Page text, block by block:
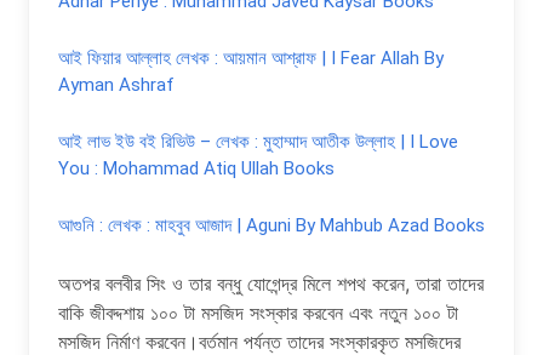
আই ফিয়ার আল্লাহ লেখক : আয়মান আশ্রাফ | I Fear Allah By
Ayman Ashraf
আই লাভ ইউ বই রিভিউ – লেখক : মুহাম্মাদ আতীক উল্লাহ | I Love
You : Mohammad Atiq Ullah Books
আগুনি : লেখক : মাহবুব আজাদ | Aguni By Mahbub Azad Books
অতপর বলবীর সিং ও তার বন্ধু যোগেন্দ্র মিলে শপথ করেন, তারা তাদের
বাকি জীবদ্দশায় ১০০ টা মসজিদ সংস্কার করবেন এবং নতুন ১০০ টা
মসজিদ নির্মাণ করবেন।বর্তমান পর্যন্ত তাদের সংস্কারকৃত মসজিদের